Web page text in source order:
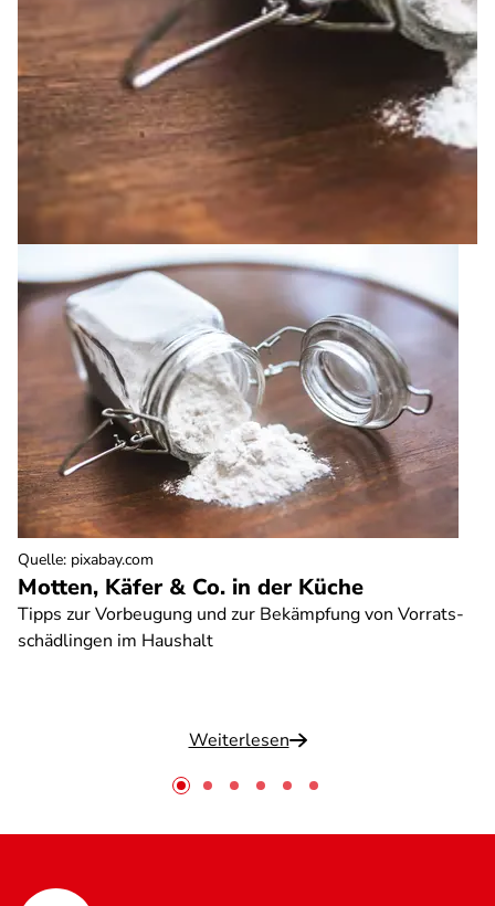
Motten, Käfer & Co. in der Küche
Tipps zur Vorbeugung und zur Bekämpfung von Vorrats-
schädlingen im Haushalt
Weiterlesen
Quelle: pixabay.com